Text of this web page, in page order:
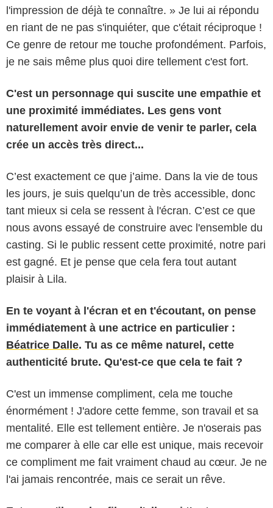
l'impression de déjà te connaître. » Je lui ai répondu
en riant de ne pas s'inquiéter, que c'était réciproque !
Ce genre de retour me touche profondément. Parfois,
je ne sais même plus quoi dire tellement c'est fort.
C'est un personnage qui suscite une empathie et
une proximité immédiates. Les gens vont
naturellement avoir envie de venir te parler, cela
crée un accès très direct...
C’est exactement ce que j’aime. Dans la vie de tous
les jours, je suis quelqu’un de très accessible, donc
tant mieux si cela se ressent à l'écran. C’est ce que
nous avons essayé de construire avec l'ensemble du
casting. Si le public ressent cette proximité, notre pari
est gagné. Et je pense que cela fera tout autant
plaisir à Lila.
En te voyant à l'écran et en t'écoutant, on pense
immédiatement à une actrice en particulier :
Béatrice Dalle. Tu as ce même naturel, cette
authenticité brute. Qu'est-ce que cela te fait ?
C'est un immense compliment, cela me touche
énormément ! J'adore cette femme, son travail et sa
mentalité. Elle est tellement entière. Je n'oserais pas
me comparer à elle car elle est unique, mais recevoir
ce compliment me fait vraiment chaud au cœur. Je ne
l'ai jamais rencontrée, mais ce serait un rêve.